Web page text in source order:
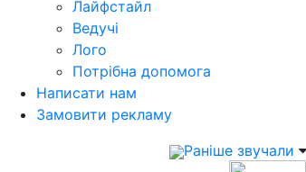
Лайфстайл
Ведучі
Лого
Потрібна допомога
Написати нам
Замовити рекламу
Раніше звучали